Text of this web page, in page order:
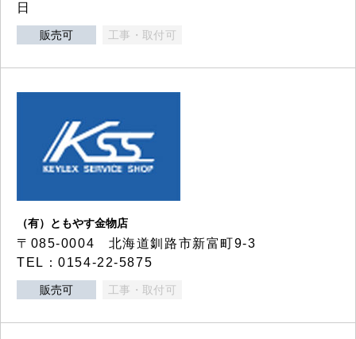
日
販売可 工事・取付可
（有）ともやす金物店
〒085-0004 北海道釧路市新富町9-3
TEL：0154-22-5875
販売可 工事・取付可